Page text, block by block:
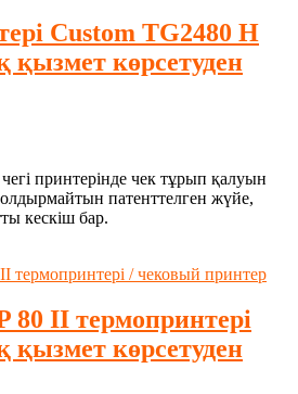
Custom TG2480 H
қызмет көрсетуден
принтерінде чек тұрып қалуын
патенттелген жүйе,
кескіш бар.
80 II термопринтері
қызмет көрсетуден